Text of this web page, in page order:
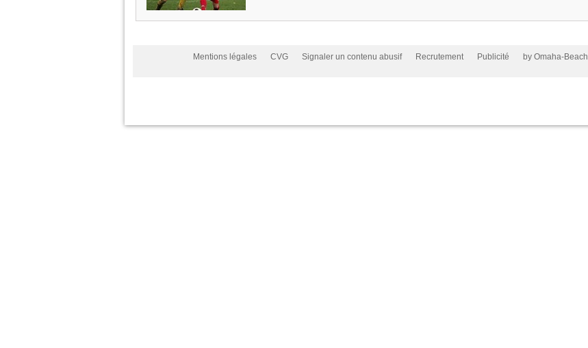
Mentions légales CVG Signaler un contenu abusif Recrutement Publicité by Omaha-Beach